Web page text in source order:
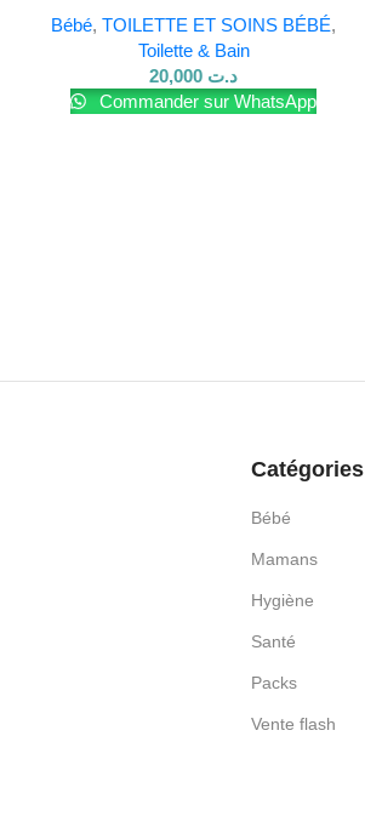
Bébé,TOILETTE ET SOINS BÉBÉ,
Toilette & Bain
د.ت
Commander sur WhatsApp
Catégories
Bébé
Mamans
Hygiène
Santé
Packs
Vente flash